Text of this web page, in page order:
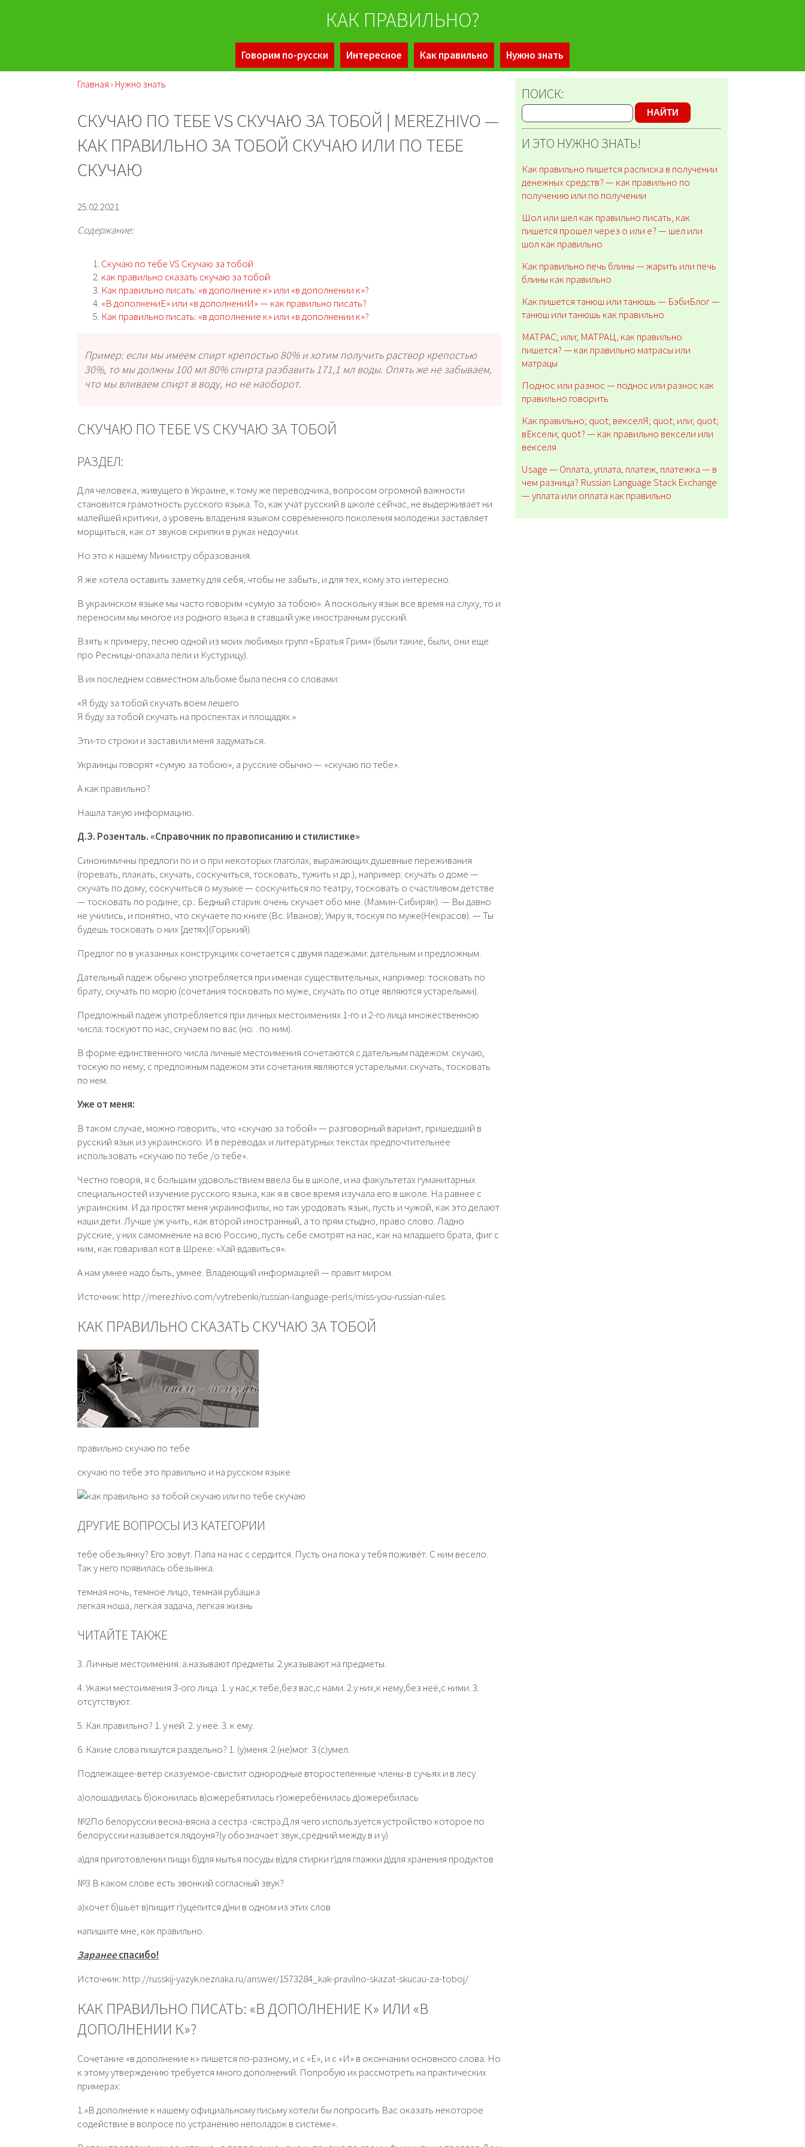
КАК ПРАВИЛЬНО?
Говорим по-русски Интересное Как правильно Нужно знать
Главная › Нужно знать
СКУЧАЮ ПО ТЕБЕ VS СКУЧАЮ ЗА ТОБОЙ | MEREZHIVO —
КАК ПРАВИЛЬНО ЗА ТОБОЙ СКУЧАЮ ИЛИ ПО ТЕБЕ
СКУЧАЮ
25.02.2021
Содержание:
Скучаю по тебе VS Скучаю за тобой
как правильно сказать скучаю за тобой
Как правильно писать: «в дополнение к» или «в дополнении к»?
«В дополнениЕ» или «в дополнениИ» — как правильно писать?
Как правильно писать: «в дополнение к» или «в дополнении к»?
Пример: если мы имеем спирт крепостью 80% и хотим получить раствор крепостью
30%, то мы должны 100 мл 80% спирта разбавить 171,1 мл воды. Опять же не забываем,
что мы вливаем спирт в воду, но не наоборот.
СКУЧАЮ ПО ТЕБЕ VS СКУЧАЮ ЗА ТОБОЙ
РАЗДЕЛ:
Для человека, живущего в Украине, к тому же переводчика, вопросом огромной важности
становится грамотность русского языка. То, как учат русский в школе сейчас, не выдерживает ни
малейшей критики, а уровень владения языком современного поколения молодежи заставляет
морщиться, как от звуков скрипки в руках недоучки.
Но это к нашему Министру образования.
Я же хотела оставить заметку для себя, чтобы не забыть, и для тех, кому это интересно.
В украинском языке мы часто говорим «сумую за тобою». А поскольку язык все время на слуху, то и
переносим мы многое из родного языка в ставший уже иностранным русский.
Взять к примеру, песню одной из моих любимых групп «Братья Грим» (были такие, были, они еще
про Ресницы-опахала пели и Кустурицу).
В их последнем совместном альбоме была песня со словами:
«Я буду за тобой скучать воем лешего
Я буду за тобой скучать на проспектах и площадях.»
Эти-то строки и заставили меня задуматься.
Украинцы говорят «сумую за тобою», а русские обычно — «скучаю по тебе».
А как правильно?
Нашла такую информацию.
Д.Э. Розенталь. «Справочник по правописанию и стилистике»
Синонимичны предлоги по и о при некоторых глаголах, выражающих душевные переживания
(горевать, плакать, скучать, соскучиться, тосковать, тужить и др.), например: скучать о доме —
скучать по дому, соскучиться о музыке — соскучиться по театру, тосковать о счастливом детстве
— тосковать по родине; ср.: Бедный старик очень скучает обо мне. (Мамин-Сибиряк). — Вы давно
не учились, и понятно, что скучаете по книге (Вс. Иванов); Умру я, тоскуя по муже(Некрасов). — Ты
будешь тосковать о них [детях](Горький).
Предлог по в указанных конструкциях сочетается с двумя падежами: дательным и предложным.
Дательный падеж обычно употребляется при именах существительных, например: тосковать по
брату, скучать по морю (сочетания тосковать по муже, скучать по отце являются устарелыми).
Предложный падеж употребляется при личных местоимениях 1-го и 2-го лица множественною
числа: тоскуют по нас, скучаем по вас (но: . по ним).
В форме единственного числа личные местоимения сочетаются с дательным падежом: скучаю,
тоскую по нему; с предложным падежом эти сочетания являются устарелыми: скучать, тосковать
по нем.
Уже от меня:
В таком случае, можно говорить, что «скучаю за тобой» — разговорный вариант, пришедший в
русский язык из украинского. И в переводах и литературных текстах предпочтительнее
использовать «скучаю по тебе /о тебе».
Честно говоря, я с большим удовольствием ввела бы в школе, и на факультетах гуманитарных
специальностей изучение русского языка, как я в свое время изучала его в школе. На равнее с
украинским. И да простят меня украинофилы, но так уродовать язык, пусть и чужой, как это делают
наши дети. Лучше уж учить, как второй иностранный, а то прям стыдно, право слово. Ладно
русские, у них самомнение на всю Россию, пусть себе смотрят на нас, как на младшего брата, фиг с
ним, как говаривал кот в Шреке: «Хай вдавиться».
А нам умнее надо быть, умнее. Владеющий информацией — правит миром.
Источник: http://merezhivo.com/vytrebenki/russian-language-perls/miss-you-russian-rules
КАК ПРАВИЛЬНО СКАЗАТЬ СКУЧАЮ ЗА ТОБОЙ
правильно скучаю по тебе
скучаю по тебе это правильно и на русском языке
ДРУГИЕ ВОПРОСЫ ИЗ КАТЕГОРИИ
тебе обезьянку? Его зовут. Папа на нас с сердится. Пусть она пока у тебя поживёт. С ним весело.
Так у него появилась обезьянка.
темная ночь, темное лицо, темная рубашка
легкая ноша, легкая задача, легкая жизнь
ЧИТАЙТЕ ТАКЖЕ
3. Личные местоимения. а.называют предметы. 2.указывают на предметы.
4. Укажи местоимения 3-ого лица. 1. у нас,к тебе,без вас,с нами. 2.у них,к нему,без неё,с ними. 3.
отсутствуют.
5. Как правильно? 1. у ней. 2. у неё. 3. к ему.
6. Какие слова пишутся раздельно? 1. (у)меня. 2.(не)мог. 3.(с)умел.
Подлежащее-ветер сказуемое-свистит однородные второстепенные члены-в сучьях и в лесу
а)олошадилась б)оконилась в)ожеребятилась г)ожеребёнилась д)ожеребилась
№2По белорусски весна-вясна а сестра -сястра.Для чего используется устройство которое по
белорусски называется лядоуня?(у обозначает звук,средний между в и у)
а)для приготовлении пищи б)для мытья посуды в)для стирки г)для глажки д)для хранения продуктов
№3 В каком слове есть звонкий согласный звук?
а)хочет б)шьёт в)пищит г)уцепится д)ни в одном из этих слов
напишите мне, как правильно.
Заранееспасибо!
Источник: http://russkij-yazyk.neznaka.ru/answer/1573284_kak-pravilno-skazat-skucau-za-toboj/
КАК ПРАВИЛЬНО ПИСАТЬ: «В ДОПОЛНЕНИЕ К» ИЛИ «В
ДОПОЛНЕНИИ К»?
Сочетание «в дополнение к» пишется по-разному, и с «Е», и с «И» в окончании основного слова. Но
к этому утверждению требуется много дополнений. Попробую их рассмотреть на практических
примерах:
1.»В дополнение к нашему официальному письму хотели бы попросить Вас оказать некоторое
содействие в вопросе по устранению неполадок в системе».
ПОИСК:
НАЙТИ
И ЭТО НУЖНО ЗНАТЬ!
Как правильно пишется расписка в получении
денежных средств? — как правильно по
получению или по получении
Шол или шел как правильно писать, как
пишется прошел через о или е? — шел или
шол как правильно
Как правильно печь блины — жарить или печь
блины как правильно
Как пишется танюш или танюшь — БэбиБлог —
танюш или танюшь как правильно
МАТРАС; или; МАТРАЦ, как правильно
пишется? — как правильно матрасы или
матрацы
Поднос или разнос — поднос или разнос как
правильно говорить
Как правильно; quot; векселЯ; quot; или; quot;
вЕксели; quot? — как правильно вексели или
векселя
Usage — Оплата, уплата, платеж, платежка — в
чем разница? Russian Language Stack Exchange
— уплата или оплата как правильно